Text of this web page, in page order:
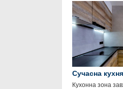
Сучасна
Кухонна зона